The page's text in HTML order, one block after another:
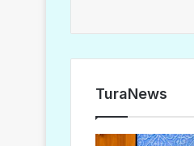
TuraNews